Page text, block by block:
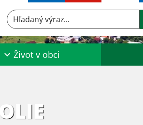
Hľadaný výraz...
Život v obci